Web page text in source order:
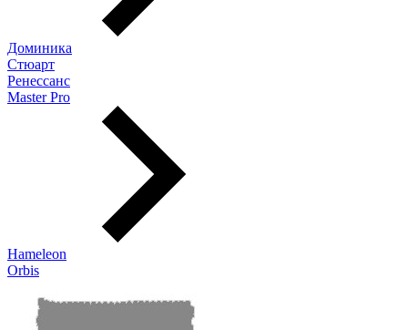
Доминика
Стюарт
Ренессанс
Master Pro
Hameleon
Orbis